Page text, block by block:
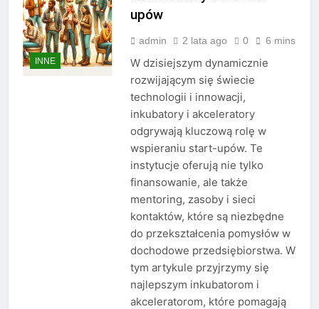
INNE
upów
admin 2 lata ago 0 6 mins
W dzisiejszym dynamicznie
rozwijającym się świecie
technologii i innowacji,
inkubatory i akceleratory
odgrywają kluczową rolę w
wspieraniu start-upów. Te
instytucje oferują nie tylko
finansowanie, ale także
mentoring, zasoby i sieci
kontaktów, które są niezbędne
do przekształcenia pomysłów w
dochodowe przedsiębiorstwa. W
tym artykule przyjrzymy się
najlepszym inkubatorom i
akceleratorom, które pomagają